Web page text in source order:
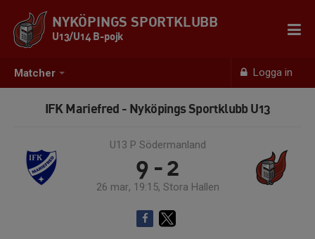
Matcher Logga in
NYKÖPINGS SPORTKLUBB
U13/U14 B-pojk
IFK Mariefred - Nyköpings Sportklubb U13
U13 P Södermanland
9 - 2
26 mar, 19:15, Stora Hallen